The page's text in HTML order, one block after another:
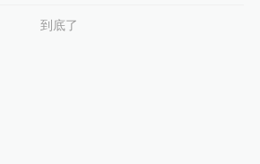
到底了